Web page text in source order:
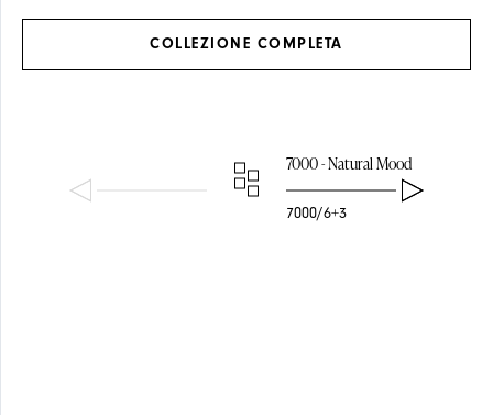
OTTONE
VETRO
COLLEZIONE COMPLETA
7000 - Natural Mood
7000/6+3